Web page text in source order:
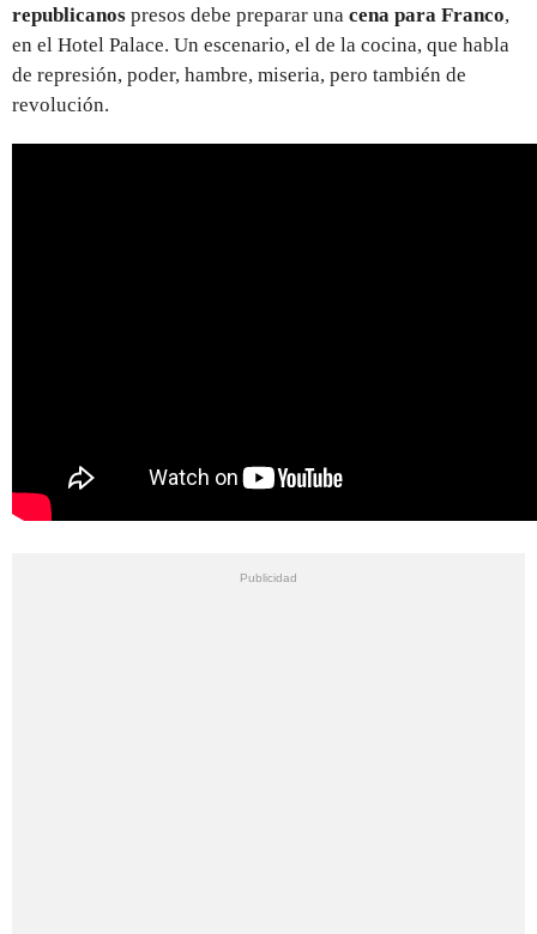
republicanos presos debe preparar una cena para Franco,
en el Hotel Palace. Un escenario, el de la cocina, que habla
de represión, poder, hambre, miseria, pero también de
revolución.